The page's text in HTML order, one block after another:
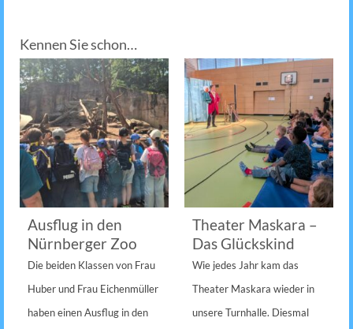
Kennen Sie schon…
Ausflug in den
Nürnberger Zoo
Die beiden Klassen von Frau
Huber und Frau Eichenmüller
haben einen Ausflug in den
Theater Maskara –
Das Glückskind
Wie jedes Jahr kam das
Theater Maskara wieder in
unsere Turnhalle. Diesmal